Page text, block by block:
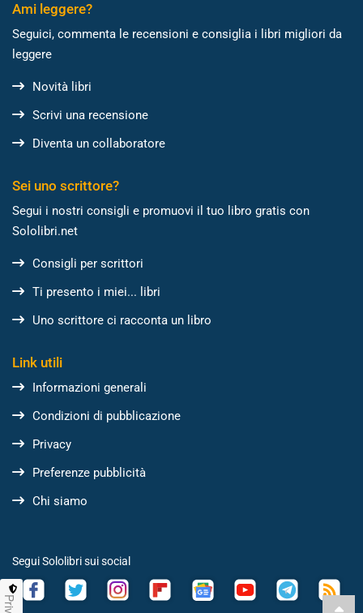
Ami leggere?
Seguici, commenta le recensioni e consiglia i libri migliori da
leggere
Novità libri
Scrivi una recensione
Diventa un collaboratore
Sei uno scrittore?
Segui i nostri consigli e promuovi il tuo libro gratis con
Sololibri.net
Consigli per scrittori
Ti presento i miei... libri
Uno scrittore ci racconta un libro
Link utili
Informazioni generali
Condizioni di pubblicazione
Privacy
Preferenze pubblicità
Chi siamo
Segui Sololibri sui social